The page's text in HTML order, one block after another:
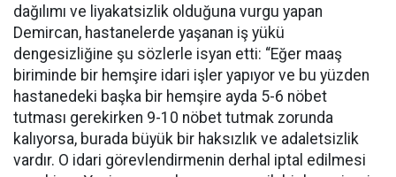
dağılımı ve liyakatsizlik olduğuna vurgu yapan
Demircan, hastanelerde yaşanan iş yükü
dengesizliğine şu sözlerle isyan etti: “Eğer maaş
biriminde bir hemşire idari işler yapıyor ve bu yüzden
hastanedeki başka bir hemşire ayda 5-6 nöbet
tutması gerekirken 9-10 nöbet tutmak zorunda
kalıyorsa, burada büyük bir haksızlık ve adaletsizlik
vardır. O idari görevlendirmenin derhal iptal edilmesi